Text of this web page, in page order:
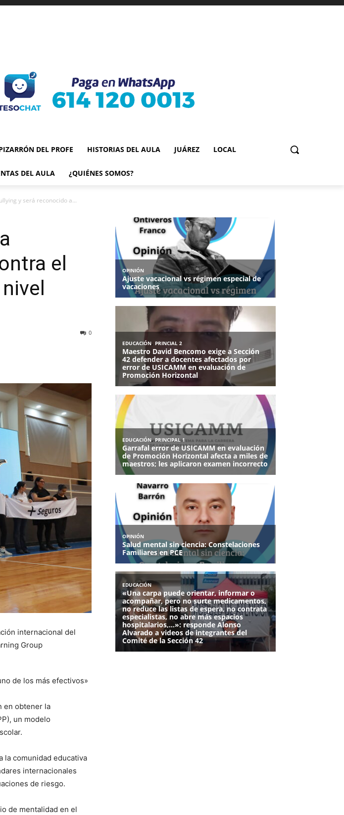
DEL PROFE HISTORIAS DEL AULA JUÁREZ LOCAL
DEL AULA ¿QUIÉNES SOMOS?
y será reconocido a...
el
0
internacional del
Group
de los más efectivos»
en obtener la
un modelo
la comunidad educativa
internacionales
de riesgo.
de mentalidad en el